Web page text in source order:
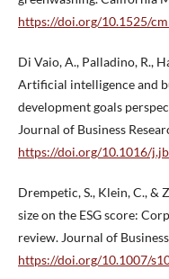
https://doi.org/10.1525/
Di Vaio, A., Palladino, R.,
Artificial intelligence and
development goals
Journal of Business
https://doi.org/10.1016/
Drempetic, S., Klein, C., &
size on the ESG score:
review. Journal of
https://doi.org/10.1007/